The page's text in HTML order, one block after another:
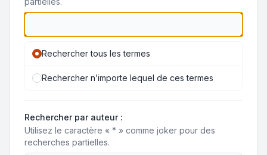
Rechercher tous les termes
Rechercher n’importe lequel de ces termes
Rechercher par auteur :
Utilisez le caractère « * » comme joker pour des
recherches partielles.